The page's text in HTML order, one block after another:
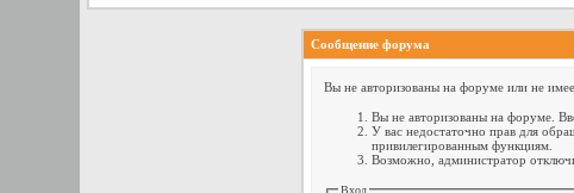
Сообщение форума
Вы не авторизованы на форуме или не
Вы не авторизованы на форуме.
У вас недостаточно прав для
привилегированным функциям.
Возможно, администратор
Вход